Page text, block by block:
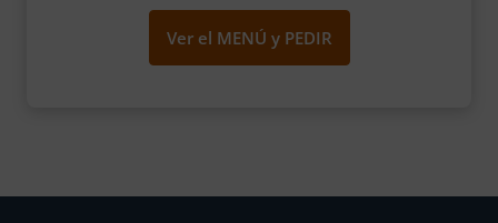
Ver el MENÚ y PEDIR